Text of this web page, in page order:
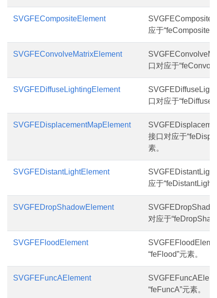
SVGFECompositeElement
应于“feComposite”
SVGFEConvolveMatrixElement
口对应于
SVGFEDiffuseLightingElement
口对应于
SVGFEDisplacementMapElement
接口对应于
素。
SVGFEDistantLightElement
应于
SVGFEDropShadowElement
对应于
SVGFEFloodElement
“feFlood”元素。
SVGFEFuncAElement
“feFuncA”元素。